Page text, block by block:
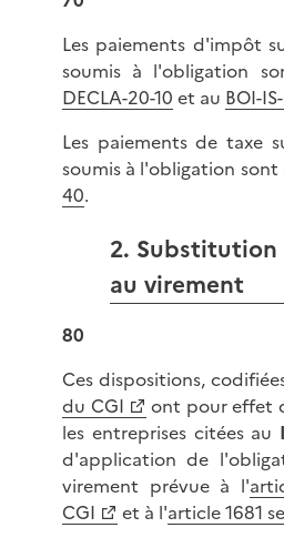
Les paiements d'impôt
soumis à l'obligation
DECLA-20-10 et au BOI-
Les paiements de taxe
soumis à l'obligation sont
40.
2.
au virement
80
Ces dispositions,
du CGI
ont pour effet
les entreprises citées au
d'application de
virement prévue à l'
CGI
et à l'article 1681